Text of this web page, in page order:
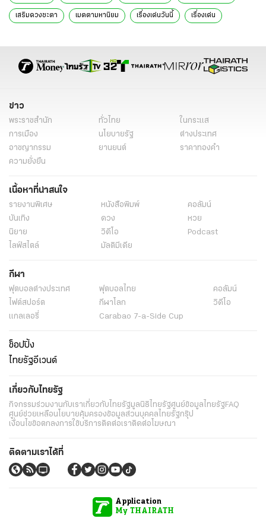
เสริมดวงชะตา เมตตามหานิยม เรื่องเด่นวันนี้ เรื่องเด่น
พระเกจิอาจารย์ พิธีกรรมเจริญพระพุทธมนต์
ข่าว
พระราชสำนัก ทั่วไทย
ในกระแส
การเมือง
นโยบายรัฐ
ต่างประเทศ
อาชญากรรม
ยานยนต์
ราคาทองคำ
ความยั่งยืน
เนื้อหาที่น่าสนใจ
รายงานพิเศษ หนังสือพิมพ์
คอลัมน์
บันเทิง
ดวง
หวย
นิยาย
วิดีโอ
Podcast
ไลฟ์สไตล์
มัลติมีเดีย
กีฬา
ฟุตบอลต่่างประเทศ ฟุตบอลไทย
คอลัมน์
ไฟต์สปอร์ต
กีฬาโลก
วิดีโอ
แกลเลอรี่
Carabao 7-a-Side Cup
ช็อปปิ้ง
ไทยรัฐอีเวนต์
เกี่ยวกับไทยรัฐ
กิจกรรมร่วมงานกับเราเกี่ยวกับไทยรัฐมูลนิธิไทยรัฐศูนย์ข้อมูลไทยรัฐFAQ
ศูนย์ช่วยเหลือนโยบายคุ้มครองข้อมูลส่วนบุคคลไทยรัฐกรุ๊ป
เงื่อนไขข้อตกลงการใช้บริการติดต่อเราติดต่อโฆษณา
ติดตามเราได้ที่
Application
My THAIRATH